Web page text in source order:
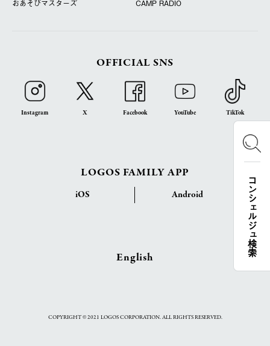
コンシェルジュ検索
おあそびマスターズ
CAMP RADIO
OFFICIAL SNS
Instagram X Facebook YouTube TikTok
LOGOS FAMILY APP
iOS Android
English
COPYRIGHT © 2021 LOGOS CORPORATION. ALL RIGHTS RESERVED.